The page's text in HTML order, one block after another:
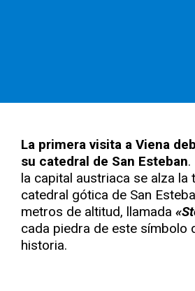
La primera visita a Viena
su catedral de San Esteban.
la capital austriaca se alza la
catedral gótica de San
metros de altitud, llamada
cada piedra de este símbolo
historia.